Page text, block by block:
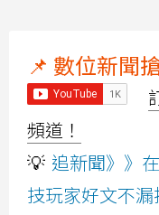
📌 數位新聞
頻道！
💡 追新聞》》
技玩家好文不漏